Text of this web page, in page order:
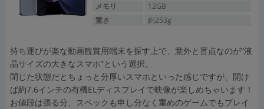
メモリ
12GB
重さ
約253g
持ち運びが楽な動画観賞用端末を探す上で、意外と盲点なのが”液
晶サイズの大きなスマホ”という選択。
閉じた状態だとちょっと分厚いスマホといった感じですが、開け
ば約7.6インチの有機ELディスプレイで映像が楽しめちゃいます！
お値段は張る分、スペックも申し分なく重めのゲームでもプレイ